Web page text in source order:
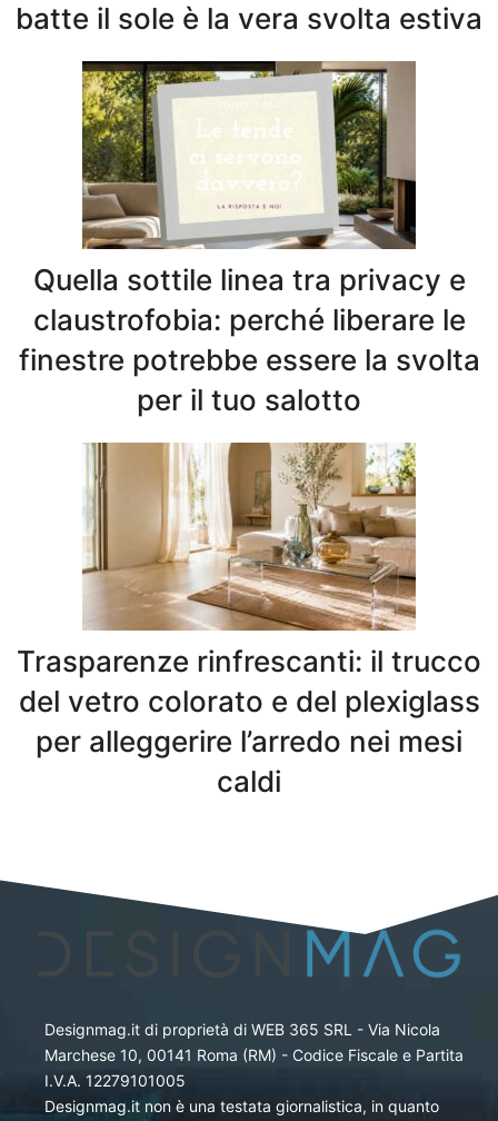
batte il sole è la vera svolta estiva
Quella sottile linea tra privacy e
claustrofobia: perché liberare le
finestre potrebbe essere la svolta
per il tuo salotto
Trasparenze rinfrescanti: il trucco
del vetro colorato e del plexiglass
per alleggerire l’arredo nei mesi
caldi
Designmag.it di proprietà di WEB 365 SRL - Via Nicola
Marchese 10, 00141 Roma (RM) - Codice Fiscale e Partita
I.V.A. 12279101005
Designmag.it non è una testata giornalistica, in quanto